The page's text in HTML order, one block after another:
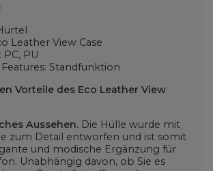
Leather View Case
PC, PU
Standfunktion
Vorteile des Eco Leather View
Aussehen. Die Hülle wurde mit
zum Detail entworfen und ist somit
und modische Ergänzung für
Unabhängig davon, ob Sie es